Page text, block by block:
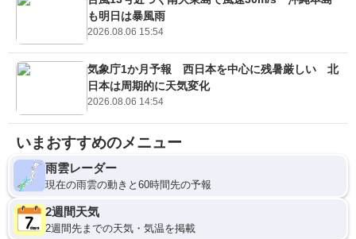
も明日は暴風雨
2026.08.06 15:54
気象庁1か月予報 西日本を中心に残暑厳しい 北
日本は周期的に天気変化
2026.08.06 14:54
いまおすすめのメニュー
雨雲レーダー
現在の雨雲の動きと60時間先の予報
2週間天気
2週間先までの天気・気温を掲載